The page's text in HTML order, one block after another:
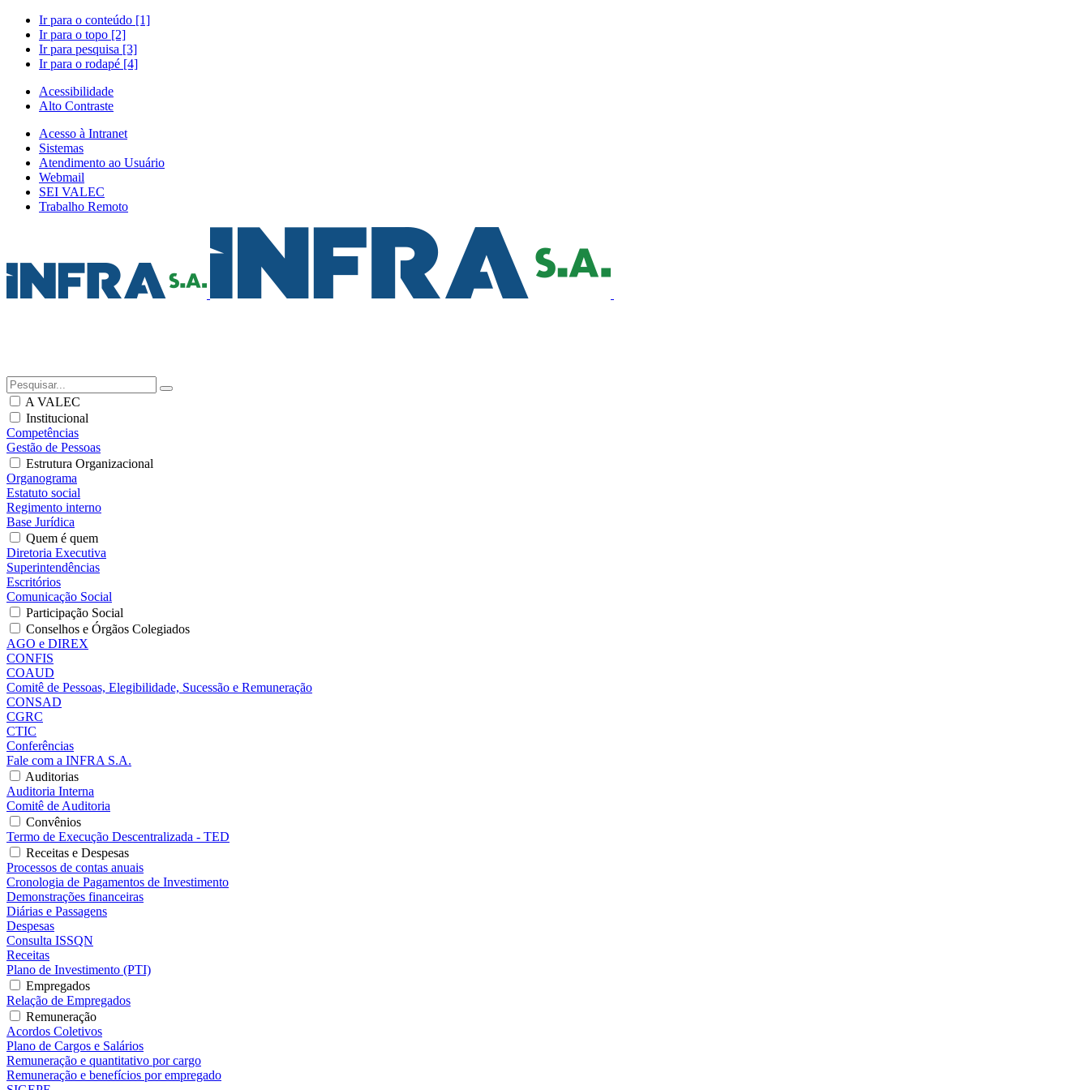
Ir para o conteúdo [1]
Ir para o topo [2]
Ir para pesquisa [3]
Ir para o rodapé [4]
Acessibilidade
Alto Contraste
Acesso à Intranet
Sistemas
Atendimento ao Usuário
Webmail
SEI VALEC
Trabalho Remoto
A VALEC
Institucional
Competências
Gestão de Pessoas
Estrutura Organizacional
Organograma
Estatuto social
Regimento interno
Base Jurídica
Quem é quem
Diretoria Executiva
Superintendências
Escritórios
Comunicação Social
Participação Social
Conselhos e Órgãos Colegiados
AGO e DIREX
CONFIS
COAUD
Comitê de Pessoas, Elegibilidade, Sucessão e Remuneração
CONSAD
CGRC
CTIC
Conferências
Fale com a INFRA S.A.
Auditorias
Auditoria Interna
Comitê de Auditoria
Convênios
Termo de Execução Descentralizada - TED
Receitas e Despesas
Processos de contas anuais
Cronologia de Pagamentos de Investimento
Demonstrações financeiras
Diárias e Passagens
Despesas
Consulta ISSQN
Receitas
Plano de Investimento (PTI)
Empregados
Relação de Empregados
Remuneração
Acordos Coletivos
Plano de Cargos e Salários
Remuneração e quantitativo por cargo
Remuneração e benefícios por empregado